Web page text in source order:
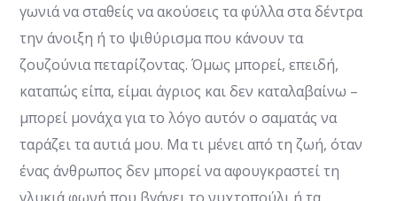
γωνιά να σταθείς να ακούσεις τα φύλλα στα δέντρα
την άνοιξη ή το ψιθύρισμα που κάνουν τα
ζουζούνια πεταρίζοντας. Όμως μπορεί, επειδή,
καταπώς είπα, είμαι άγριος και δεν καταλαβαίνω –
μπορεί μονάχα για το λόγο αυτόν ο σαματάς να
ταράζει τα αυτιά μου. Μα τι μένει από τη ζωή, όταν
ένας άνθρωπος δεν μπορεί να αφουγκραστεί τη
γλυκιά φωνή που βγάνει το νυχτοπούλι ή τα